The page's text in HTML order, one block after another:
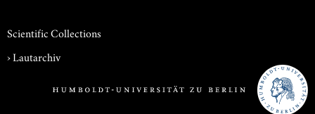
Scientific Collections
›Lautarchiv